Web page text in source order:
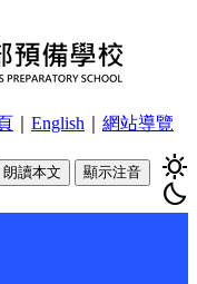
English 網站導覽
sunny
bedtime
朗讀本文 顯示注音